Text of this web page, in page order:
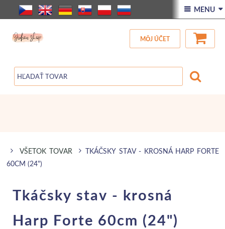
ÚVOD
VŠETOK TOVAR
ZĽAVA BLOG
 MENU 
MÔJ ÚČET
VŠETOK TOVAR
TKÁČSKY STAV - KROSNÁ HARP FORTE
60CM (24")
Tkáčsky stav - krosná
Harp Forte 60cm (24")